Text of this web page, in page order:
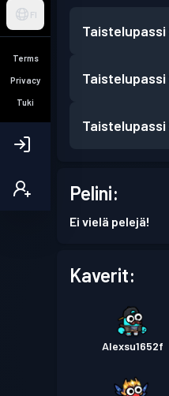
FI
Terms
Privacy
Tuki
Taistelupassi
Taistelupassi
Taistelupassi
Pelini:
Ei vielä pelejä!
Kaverit:
Alexsu1652f